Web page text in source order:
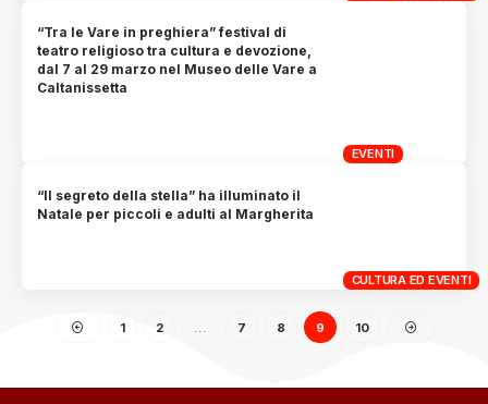
EVENTI
“Tra le Vare in preghiera” festival di
teatro religioso tra cultura e devozione,
dal 7 al 29 marzo nel Museo delle Vare a
Caltanissetta
CULTURA ED EVENTI
“Il segreto della stella” ha illuminato il
Natale per piccoli e adulti al Margherita
1 2 7 8 9 10